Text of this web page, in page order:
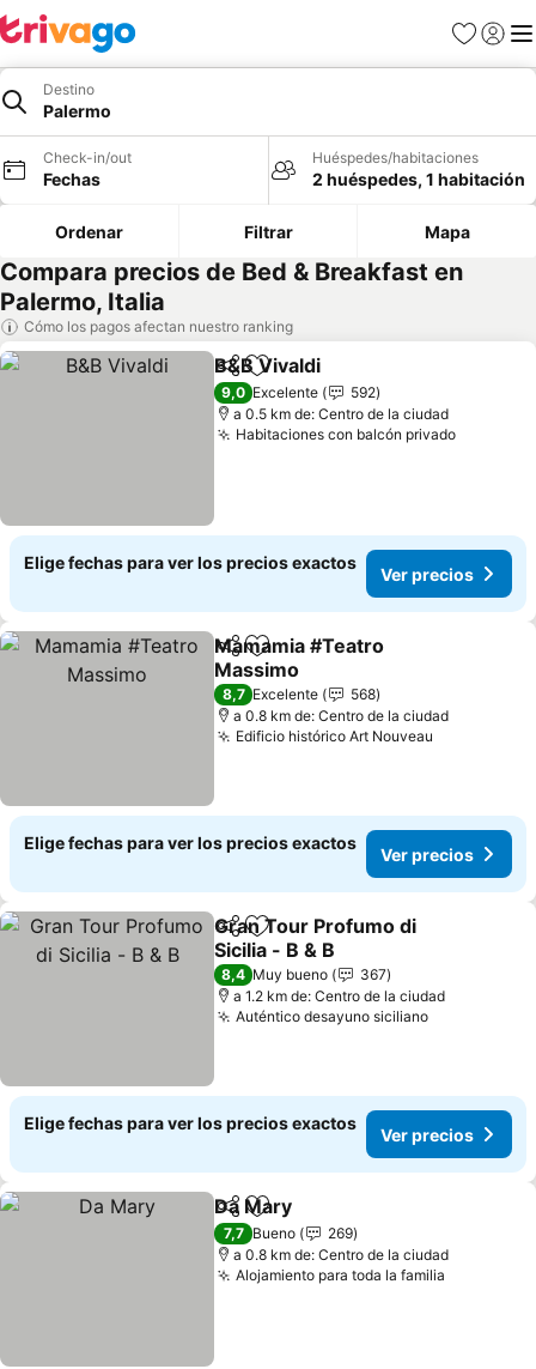
Favoritos
Iniciar
Destino
Palermo
Check-in/out
Fechas
Huéspedes/habitaciones
2 huéspedes, 1 habitación
Ordenar Filtrar Mapa
Compara precios de Bed & Breakfast en
Palermo, Italia
Cómo los pagos afectan nuestro ranking
CompartirAgregar a favoritos
B&B Vivaldi
9,0 Excelente
592
a 0.5 km de: Centro de la ciudad
Habitaciones con balcón privado
Elige fechas para ver los precios exactos
Ver precios
CompartirAgregar a favoritos
Mamamia #Teatro
Massimo
8,7 Excelente
568
a 0.8 km de: Centro de la ciudad
Edificio histórico Art Nouveau
Elige fechas para ver los precios exactos
Ver precios
CompartirAgregar a favoritos
Gran Tour Profumo di
Sicilia - B & B
8,4 Muy bueno
367
a 1.2 km de: Centro de la ciudad
Auténtico desayuno siciliano
Elige fechas para ver los precios exactos
Ver precios
CompartirAgregar a favoritos
Da Mary
7,7 Bueno
269
a 0.8 km de: Centro de la ciudad
Alojamiento para toda la familia